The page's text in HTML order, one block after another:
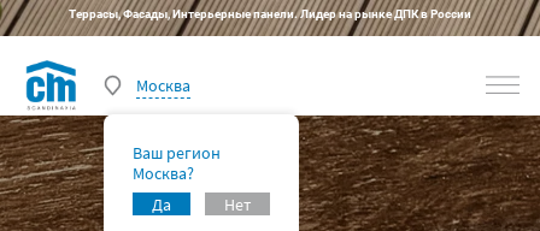
Террасы, Фасады, Интерьерные панели. Лидер на рынке ДПК в России
Москва
Ваш регион
Москва?
Да
Нет